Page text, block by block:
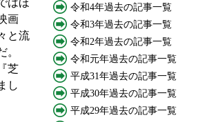
はほ
画
と流
芝
し
令和4年過去の記事一覧
令和3年過去の記事一覧
令和2年過去の記事一覧
令和元年過去の記事一覧
平成31年過去の記事一覧
平成30年過去の記事一覧
平成29年過去の記事一覧